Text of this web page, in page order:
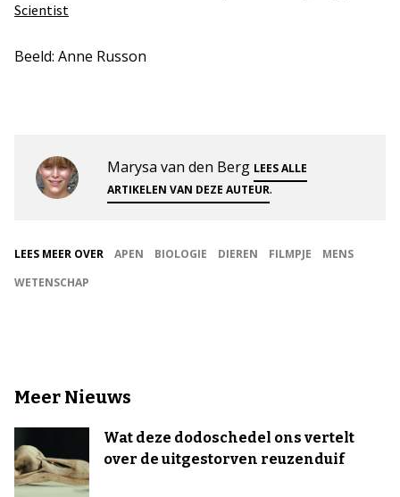
Scientist
Beeld: Anne Russon
Marysa van den Berg LEES ALLE
ARTIKELEN VAN DEZE AUTEUR.
LEES MEER OVER APEN BIOLOGIE DIEREN FILMPJE
MENS
WETENSCHAP
Meer Nieuws
Wat deze dodoschedel ons vertelt
over de uitgestorven reuzenduif